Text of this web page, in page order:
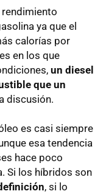
ya que el
calorías por
en los que
un diesel
que un
discusión.
es casi siempre
esa tendencia
hace poco
Si los híbridos son
, si lo